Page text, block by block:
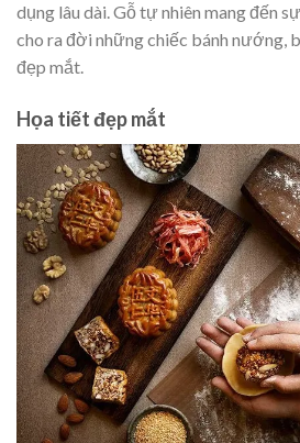
dụng lâu dài. Gỗ tự nhiên mang đến
cho ra đời những chiếc bánh nướng,
đẹp mắt.
Họa tiết đẹp mắt